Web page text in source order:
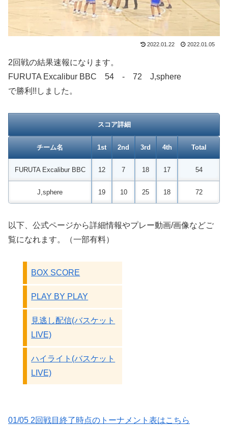
2022.01.22 2022.01.05
2回戦の結果速報になります。
FURUTA Excalibur BBC 54 - 72 J,sphere
で勝利!!しました。
スコア詳細
チーム名 1st 2nd 3rd 4th Total
FURUTA Excalibur BBC 12 7 18 17 54
J,sphere 19 10 25 18 72
以下、公式ページから詳細情報やプレー動画/画像などご
覧になれます。（一部有料）
BOX SCORE
PLAY BY PLAY
見逃し配信(バスケット
LIVE)
ハイライト(バスケット
LIVE)
01/05 2回戦目終了時点のトーナメント表はこちら